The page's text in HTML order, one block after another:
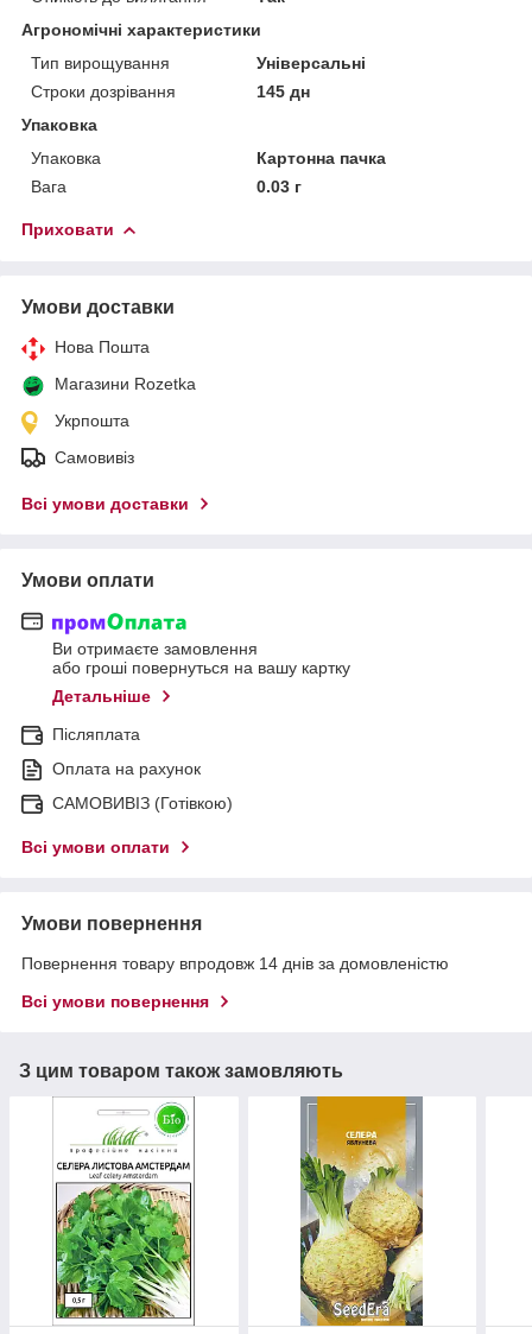
Агрономічні характеристики
Тип вирощування
Універсальні
Строки дозрівання
145 дн
Упаковка
Упаковка
Картонна пачка
Вага
0.03 г
Приховати
Умови доставки
Нова Пошта
Магазини Rozetka
Укрпошта
Самовивіз
Всі умови доставки
Умови оплати
Ви отримаєте замовлення
або гроші повернуться на вашу картку
Детальніше
Післяплата
Оплата на рахунок
САМОВИВІЗ (Готівкою)
Всі умови оплати
Умови повернення
Повернення товару впродовж 14 днів за домовленістю
Всі умови повернення
З цим товаром також замовляють